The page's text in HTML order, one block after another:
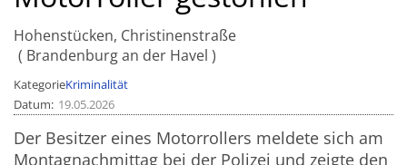
Hohenstücken, Christinenstraße
Brandenburg an der Havel
KategorieKriminalität
Datum 19.05.2026
Der Besitzer eines Motorrollers meldete sich am
Montagnachmittag bei der Polizei und zeigte den